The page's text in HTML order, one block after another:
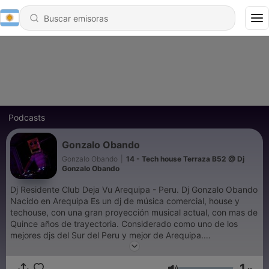
Podcasts
Gonzalo Obando
Gonzalo Obando
14 - Tech house Terraza B52 @ Dj
Gonzalo Obando
Dj Residente Club Deja Vu Arequipa - Peru. Dj Gonzalo Obando
Nacido en Arequipa Es un dj de música comercial, house y
techouse, con una gran proyección musical actual, con mas de
Quince años de trayectoria. Considerado como uno de los
mejores djs del Sur del Peru y mejor de Arequipa.
compartiendo cabina con grandes djs Nacionales e